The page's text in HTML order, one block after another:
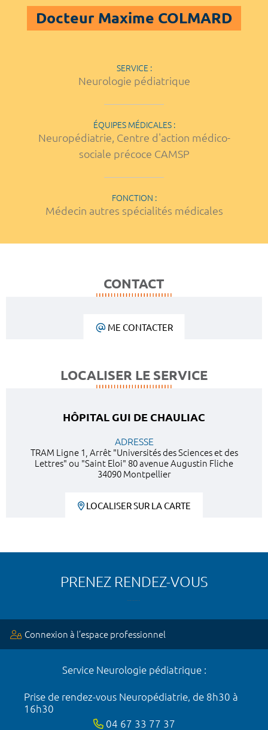
Docteur Maxime COLMARD
SERVICE :
Neurologie pédiatrique
ÉQUIPES MÉDICALES :
Neuropédiatrie, Centre d'action médico-
sociale précoce CAMSP
FONCTION :
Médecin autres spécialités médicales
CONTACT
ME CONTACTER
LOCALISER LE SERVICE
HÔPITAL GUI DE CHAULIAC
ADRESSE
TRAM Ligne 1, Arrêt "Universités des Sciences et des
Lettres" ou "Saint Eloi" 80 avenue Augustin Fliche
34090 Montpellier
LOCALISER SUR LA CARTE
PRENEZ RENDEZ-VOUS
Connexion à l’espace professionnel
Service Neurologie pédiatrique :
Prise de rendez-vous Neuropédiatrie, de 8h30 à
16h30
04 67 33 77 37